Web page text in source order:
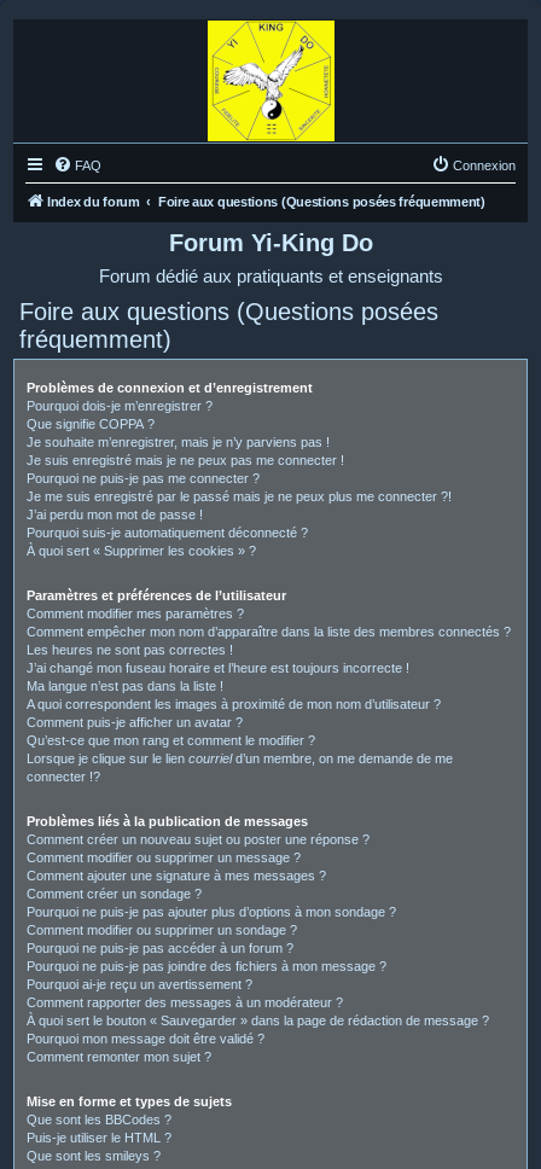
FAQ Connexion
Index du forum Foire aux questions (Questions posées fréquemment)
Forum Yi-King Do
Forum dédié aux pratiquants et enseignants
Foire aux questions (Questions posées
fréquemment)
Problèmes de connexion et d’enregistrement
Pourquoi dois-je m’enregistrer ?
Que signifie COPPA ?
Je souhaite m’enregistrer, mais je n’y parviens pas !
Je suis enregistré mais je ne peux pas me connecter !
Pourquoi ne puis-je pas me connecter ?
Je me suis enregistré par le passé mais je ne peux plus me connecter ?!
J’ai perdu mon mot de passe !
Pourquoi suis-je automatiquement déconnecté ?
À quoi sert « Supprimer les cookies » ?
Paramètres et préférences de l’utilisateur
Comment modifier mes paramètres ?
Comment empêcher mon nom d’apparaître dans la liste des membres connectés ?
Les heures ne sont pas correctes !
J’ai changé mon fuseau horaire et l’heure est toujours incorrecte !
Ma langue n’est pas dans la liste !
A quoi correspondent les images à proximité de mon nom d’utilisateur ?
Comment puis-je afficher un avatar ?
Qu’est-ce que mon rang et comment le modifier ?
Lorsque je clique sur le lien courrield’un membre, on me demande de me
connecter !?
Problèmes liés à la publication de messages
Comment créer un nouveau sujet ou poster une réponse ?
Comment modifier ou supprimer un message ?
Comment ajouter une signature à mes messages ?
Comment créer un sondage ?
Pourquoi ne puis-je pas ajouter plus d’options à mon sondage ?
Comment modifier ou supprimer un sondage ?
Pourquoi ne puis-je pas accéder à un forum ?
Pourquoi ne puis-je pas joindre des fichiers à mon message ?
Pourquoi ai-je reçu un avertissement ?
Comment rapporter des messages à un modérateur ?
À quoi sert le bouton « Sauvegarder » dans la page de rédaction de message ?
Pourquoi mon message doit être validé ?
Comment remonter mon sujet ?
Mise en forme et types de sujets
Que sont les BBCodes ?
Puis-je utiliser le HTML ?
Que sont les smileys ?